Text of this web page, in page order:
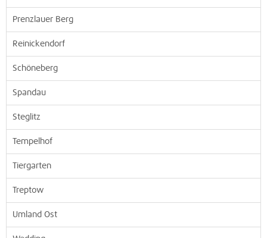
Prenzlauer Berg
Reinickendorf
Schöneberg
Spandau
Steglitz
Tempelhof
Tiergarten
Treptow
Umland Ost